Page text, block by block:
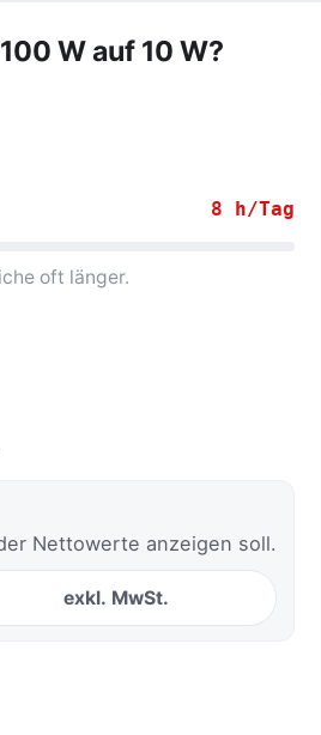
W auf 10 W?
8 h/Tag
oft länger.
Nettowerte anzeigen soll.
exkl. MwSt.